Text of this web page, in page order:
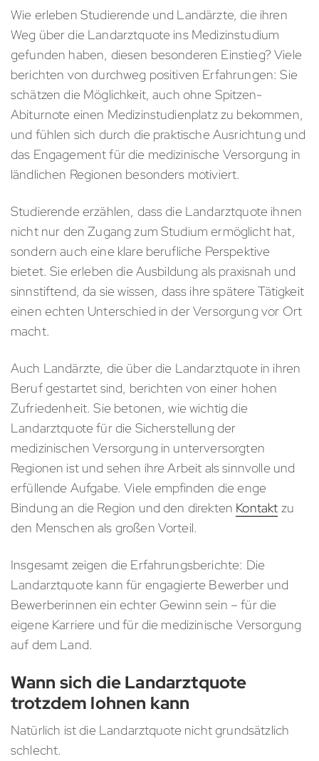
Wie erleben Studierende und Landärzte, die ihren
Weg über die Landarztquote ins Medizinstudium
gefunden haben, diesen besonderen Einstieg? Viele
berichten von durchweg positiven Erfahrungen: Sie
schätzen die Möglichkeit, auch ohne Spitzen-
Abiturnote einen Medizinstudienplatz zu bekommen,
und fühlen sich durch die praktische Ausrichtung und
das Engagement für die medizinische Versorgung in
ländlichen Regionen besonders motiviert.
Studierende erzählen, dass die Landarztquote ihnen
nicht nur den Zugang zum Studium ermöglicht hat,
sondern auch eine klare berufliche Perspektive
bietet. Sie erleben die Ausbildung als praxisnah und
sinnstiftend, da sie wissen, dass ihre spätere Tätigkeit
einen echten Unterschied in der Versorgung vor Ort
macht.
Auch Landärzte, die über die Landarztquote in ihren
Beruf gestartet sind, berichten von einer hohen
Zufriedenheit. Sie betonen, wie wichtig die
Landarztquote für die Sicherstellung der
medizinischen Versorgung in unterversorgten
Regionen ist und sehen ihre Arbeit als sinnvolle und
erfüllende Aufgabe. Viele empfinden die enge
Bindung an die Region und den direkten Kontakt zu
den Menschen als großen Vorteil.
Insgesamt zeigen die Erfahrungsberichte: Die
Landarztquote kann für engagierte Bewerber und
Bewerberinnen ein echter Gewinn sein – für die
eigene Karriere und für die medizinische Versorgung
auf dem Land.
Wann sich die Landarztquote
trotzdem lohnen kann
Natürlich ist die Landarztquote nicht grundsätzlich
schlecht.